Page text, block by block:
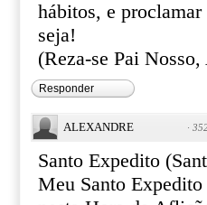
hábitos, e
seja!
(Reza-se Pai
Responder
ALEXANDRE ·
Santo Expedito
Meu Santo Expedito